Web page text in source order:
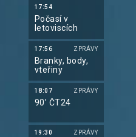
17:54
Počasí v
letoviscích
17:56 ZPRÁVY
Branky, body,
vteřiny
18:07 ZPRÁVY
90’ ČT24
19:30 ZPRÁVY